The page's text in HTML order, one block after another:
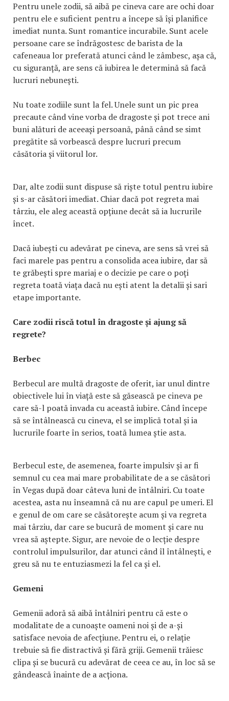
Pentru unele zodii, să aibă pe cineva care are ochi doar
pentru ele e suficient pentru a începe să își planifice
imediat nunta. Sunt romantice incurabile. Sunt acele
persoane care se îndrăgostesc de barista de la
cafeneaua lor preferată atunci când le zâmbesc, așa că,
cu siguranță, are sens că iubirea le determină să facă
lucruri nebunești.
Nu toate zodiile sunt la fel. Unele sunt un pic prea
precaute când vine vorba de dragoste și pot trece ani
buni alături de aceeași persoană, până când se simt
pregătite să vorbească despre lucruri precum
căsătoria și viitorul lor.
Dar, alte zodii sunt dispuse să riște totul pentru iubire
și s-ar căsători imediat. Chiar dacă pot regreta mai
târziu, ele aleg această opțiune decât să ia lucrurile
încet.
Dacă iubești cu adevărat pe cineva, are sens să vrei să
faci marele pas pentru a consolida acea iubire, dar să
te grăbești spre mariaj e o decizie pe care o poți
regreta toată viața dacă nu ești atent la detalii și sari
etape importante.
Care zodii riscă totul în dragoste și ajung să
regrete?
Berbec
Berbecul are multă dragoste de oferit, iar unul dintre
obiectivele lui în viață este să găsească pe cineva pe
care să-l poată invada cu această iubire. Când începe
să se întâlnească cu cineva, el se implică total și ia
lucrurile foarte în serios, toată lumea știe asta.
Berbecul este, de asemenea, foarte impulsiv și ar fi
semnul cu cea mai mare probabilitate de a se căsători
în Vegas după doar câteva luni de întâlniri. Cu toate
acestea, asta nu înseamnă că nu are capul pe umeri. El
e genul de om care se căsătorește acum și va regreta
mai târziu, dar care se bucură de moment și care nu
vrea să aștepte. Sigur, are nevoie de o lecție despre
controlul impulsurilor, dar atunci când îl întâlnești, e
greu să nu te entuziasmezi la fel ca și el.
Gemeni
Gemenii adoră să aibă întâlniri pentru că este o
modalitate de a cunoaște oameni noi și de a-și
satisface nevoia de afecțiune. Pentru ei, o relație
trebuie să fie distractivă și fără griji. Gemenii trăiesc
clipa și se bucură cu adevărat de ceea ce au, în loc să se
gândească înainte de a acționa.